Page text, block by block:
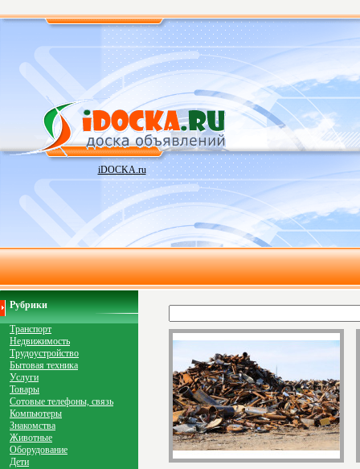
iDOCKA.ru
Рубрики
Транспорт
Недвижимость
Трудоустройство
Бытовая техника
Услуги
Товары
Сотовые телефоны, связь
Компьютеры
Знакомства
Животные
Оборудование
Дети